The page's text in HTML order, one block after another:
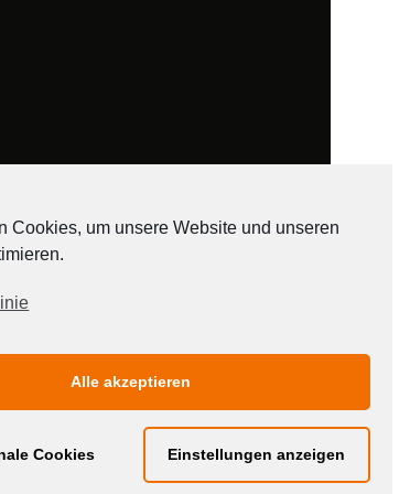
Cookies, um unsere Website und unseren
Alle akzeptieren
Cookies Einstellungen anzeigen